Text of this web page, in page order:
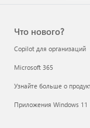
Что нового?
Copilot для организаций
Microsoft 365
Узнайте больше о
Приложения Windows 11